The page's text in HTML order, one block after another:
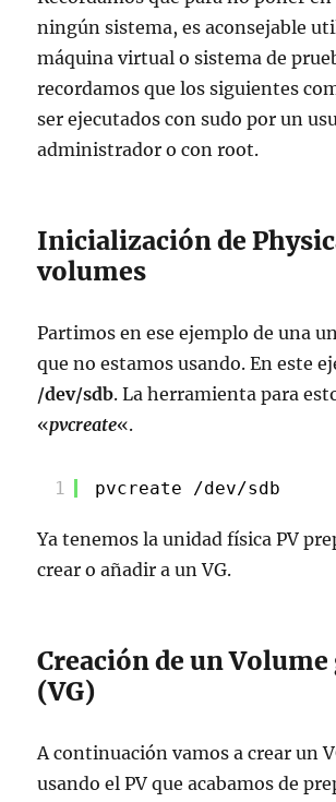
ningún sistema, es aconsejable
máquina virtual o sistema de
recordamos que los siguientes
ser ejecutados con sudo por un
administrador o con root.
Inicialización de
volumes
Partimos en ese ejemplo de una
que no estamos usando. En este
/dev/sdb. La herramienta para
«pvcreate«.
1 pvcreate /dev/sdb
Ya tenemos la unidad física PV
crear o añadir a un VG.
Creación de un
(VG)
A continuación vamos a crear un
usando el PV que acabamos de